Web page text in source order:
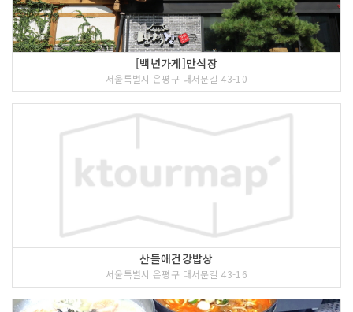
[백년가게]만석장
서울특별시 은평구 대서문길 43-10
산들애건강밥상
서울특별시 은평구 대서문길 43-16